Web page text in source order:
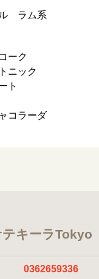
ラム系
ーク
ニック
ト
コラーダ
キーラTokyo
0362659336